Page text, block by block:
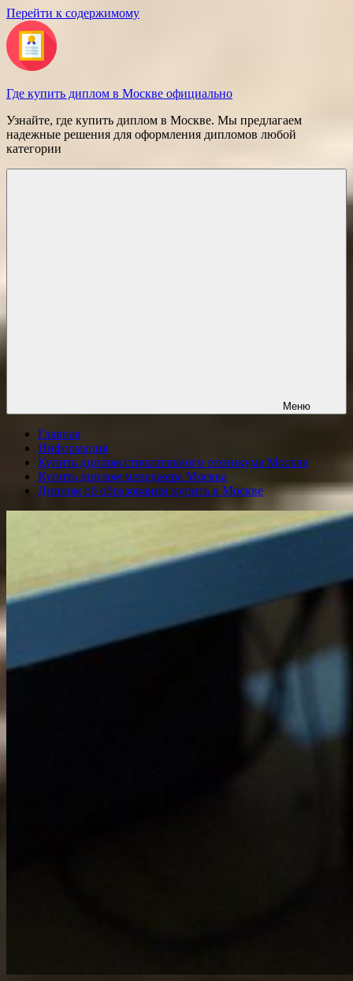
Перейти к содержимому
Где купить диплом в Москве официально
Узнайте, где купить диплом в Москве. Мы предлагаем
надежные решения для оформления дипломов любой
категории
Меню
Главная
Информация
Купить диплом строительного техникума Москва
Купить диплом менеджера Москва
Диплом об образовании купить в Москве